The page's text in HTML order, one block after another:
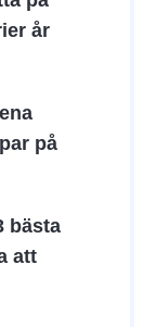
år
på
bästa
att